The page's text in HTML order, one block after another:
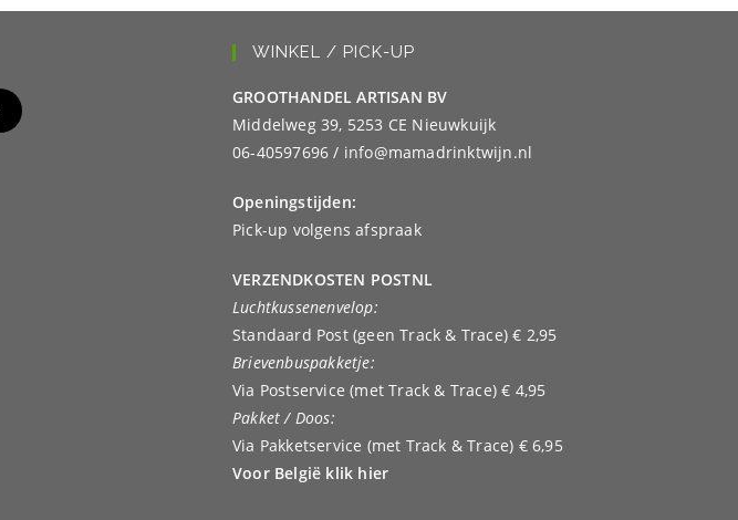
WINKEL / PICK-UP
GROOTHANDEL ARTISAN BV
Middelweg 39, 5253 CE Nieuwkuijk
06-40597696 / info@mamadrinktwijn.nl
Openingstijden:
Pick-up volgens afspraak
VERZENDKOSTEN POSTNL
Luchtkussenenvelop:
Standaard Post (geen Track & Trace) € 2,95
Brievenbuspakketje:
Via Postservice (met Track & Trace) € 4,95
Pakket / Doos:
Via Pakketservice (met Track & Trace) € 6,95
Voor België klik hier